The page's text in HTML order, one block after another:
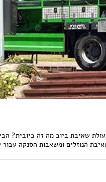
שאיבת ביוב מה זה ביובית?
הנוזלים ומשאבות הסנקה